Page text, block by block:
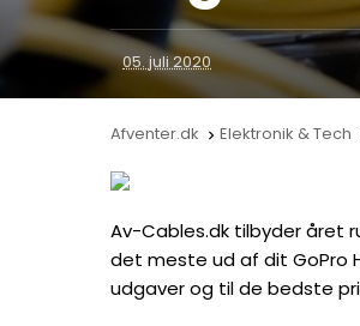
05. juli 2020
Afventer.dk  Elektronik & Tech
Av-Cables.dk tilbyder året
det meste ud af dit GoPro
udgaver og til de bedste